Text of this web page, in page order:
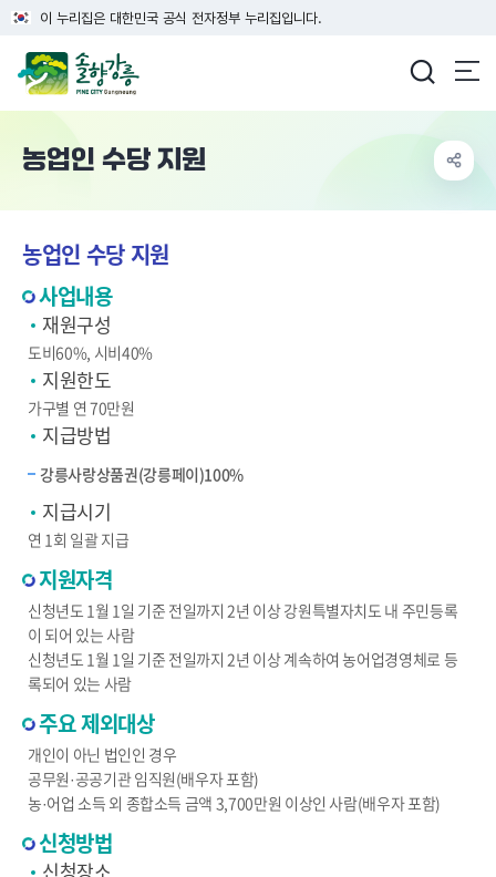
이 누리집은 대한민국 공식 전자정부 누리집입니다.
농업인 수당 지원
농업인 수당 지원
사업내용
재원구성
도비60%, 시비40%
지원한도
가구별 연 70만원
지급방법
강릉사랑상품권(강릉페이)100%
지급시기
연 1회 일괄 지급
지원자격
신청년도 1월 1일 기준 전일까지 2년 이상 강원특별자치도 내 주민등록
이 되어 있는 사람
신청년도 1월 1일 기준 전일까지 2년 이상 계속하여 농어업경영체로 등
록되어 있는 사람
주요 제외대상
개인이 아닌 법인인 경우
공무원·공공기관 임직원(배우자 포함)
농·어업 소득 외 종합소득 금액 3,700만원 이상인 사람(배우자 포함)
신청방법